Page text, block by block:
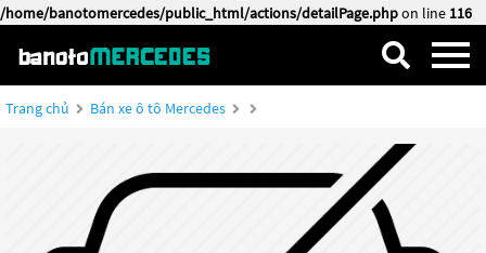
/home/banotomercedes/public_html/actions/detailPage.phpon line 116
Trang chủ Bán xe ô tô Mercedes